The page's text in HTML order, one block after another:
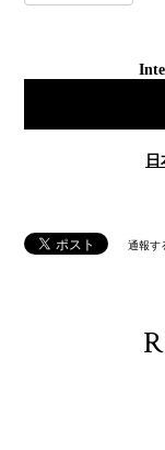
通報す